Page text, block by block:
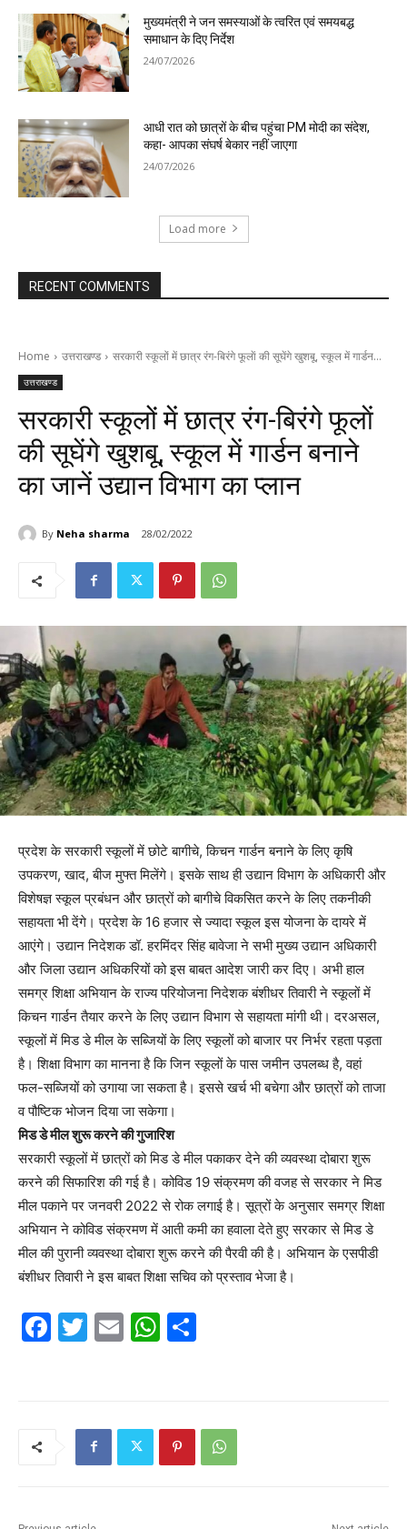
मुख्यमंत्री ने जन समस्याओं के त्वरित एवं समयबद्ध
समाधान के दिए निर्देश
24/07/2026
आधी रात को छात्रों के बीच पहुंचा PM मोदी का संदेश,
कहा- आपका संघर्ष बेकार नहीं जाएगा
24/07/2026
Load more
RECENT COMMENTS